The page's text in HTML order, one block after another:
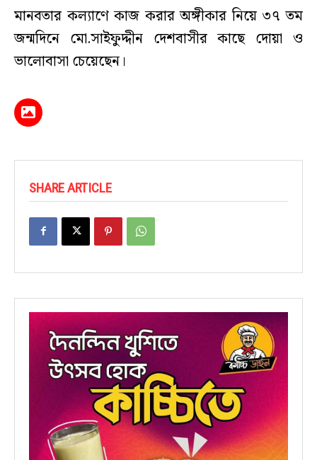
মানবতার কল্যাণে কাজ করার অঙ্গীকার নিয়ে ৩৭ তম
জন্মদিনে মো.সাইফুদ্দীন দেশবাসীর কাছে দোয়া ও
ভালোবাসা চেয়েছেন।
SHARE ARTICLE